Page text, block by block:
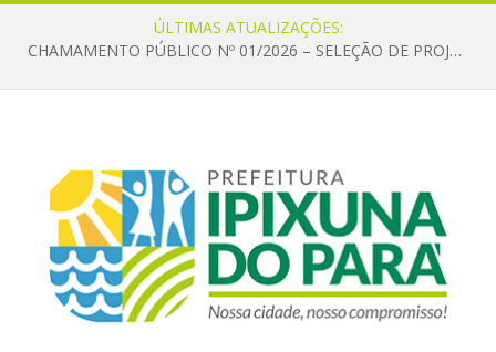
ÚLTIMAS ATUALIZAÇÕES:
CHAMAMENTO PÚBLICO Nº 01/2026 – SELEÇÃO DE PROJETOS PARA FIRMAR TERMO DE EXECUÇÃO CULTURAL COM RECURSOS DA POLÍTICA NACIONAL ALDIR BLANC DE FOMENTO À CULTURA – PNAB (LEI Nº 14.399/2022)